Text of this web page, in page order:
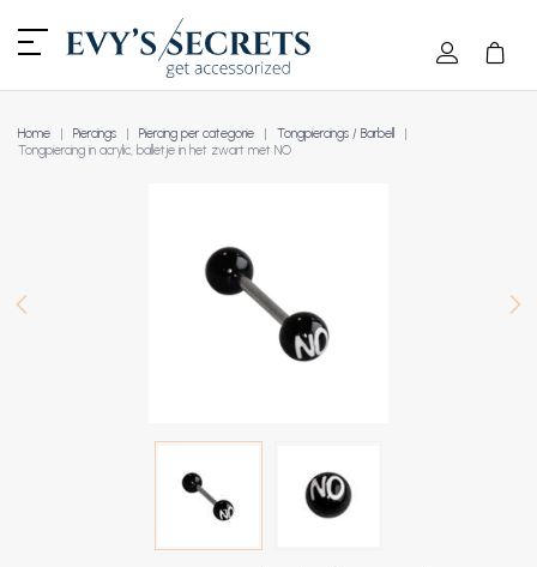
Home Piercings Piercing per categorie
Tongpiercings / Barbell
Tongpiercing in acrylic, balletje in het zwart met NO